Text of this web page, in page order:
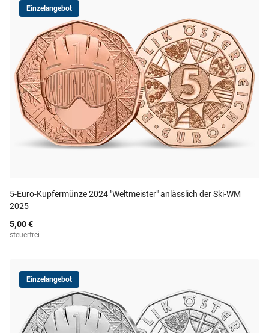
Einzelangebot
5-Euro-Kupfermünze 2024 "Weltmeister" anlässlich der Ski-WM
2025
5,00 €
steuerfrei
Einzelangebot